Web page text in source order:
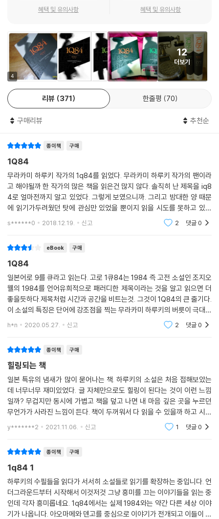
름 남짓은 대부분의 서점에서 ‘품절→재입고’ 안내가 번갈아 공지되는 사
했던 『1Q84』 1,2권은 출간 3개월 만에 2009년 일본 전체 서적 판매 1위
에 올랐고, 현재도 일본 대형서점 기노쿠니야의 문학 베스트셀러 순위에서
12주째 1위 자리를 지키고 있다.
또한 소설이 불러온 인기는 관련서적과 음반으로까지 확대되고 있다. 일본
소니뮤직 관계자의 말에 따르면, 소설 속 주인공인 아오마메가 택시 안에
서 듣는 곡인 야나체크의 「신포니에타」는 발매 후 9년 동안 2천 장이 팔렸
설 속에 등장하는 러시아 작가 체호프의 여행기 『사할린 섬』은 1950년대
에 출간된 판본을 수정하지 않고 바로 중쇄를 찍는 해프닝을 벌이기도 했
다. 최근 일본 서점가에서는 ‘하루키 특집’을 게재한 『군상』과 『문학계』20
09년 8월호가 문예지로서는 대단히 이례적으로 전권 매진되었고, ‘『1Q8
4』 읽기’ 및 하루키와 관련된 내용을 수록한 서적이 5종 이상 출간되었으
며, 판매 호조에 힘입어 그 수는 더 늘어날 기세다.
혜택 및 유의사항 혜택 및 유의사항
4
12
더보기
리뷰 371 한줄평 70
구매리뷰 추천순
종이책 구매
1Q84
무라카미 하루키 작가의 1q84를 읽었다. 무라카미 하루키 작가의 팬이라
고 해야될까 한 작가의 많은 책을 읽은건 많지 않다. 솔직히 난 제목을 iq8
4로 얼마전까지 알고 있었다. 그렇게 보였으니까. 그리고 방대한 양 때문
에 읽기가두려웠던 탓에 관심만 있었을 뿐이지 읽을 시도를 못하고 있었
다. 난 무라카미 하루키의 단편들을 좋아했다. 뭔가 상상할수 있는 그런 느
s******0 2018.12.19. 신고 2 댓글0
eBook 구매
1Q84
일본어로 9를 큐라고 읽는다. 고로 1큐84는 1984 즉 고전 소설인 조지오
웰의 1984를 언어유희적으로 패러디한 제목이라는 것을 알고 읽으면 더
좋을듯하다.제목처럼 시간과 공간을 비트는것. 그것이 1Q84의 큰 줄기다.
이 소설의 특징은 단어에 강조점을 찍는 무라카미 하루키의 버릇이 극대화
된 소설이라는 것으로 정말 많은 단어에 강조점이 찍혀있다. 다만 이 점은
h*n 2020.05.27. 신고 2 댓글0
종이책 구매
힐링되는 책
일본 특유의 냄새가 많이 묻어나는 책. 하루키의 소설은 처음 접해보았는
데 너무너무 재미있었다. 글 자체만으로도 힐링이 된다는 것이 이런 느낌
일까? 무겁지만 동시에 가볍고 책을 덮고 나면 내 마음 깊은 곳을 누르던
무언가가 사라진 느낌이 든다. 책이 두꺼워서 다 읽을 수 있을까 하고 시리
즈 전체를 구매하진 않았다. 아마 조만간 곧 구매하게 될 것 같다. 그러나
학교에는 들
y*******2 2021.11.06. 신고 1 댓글0
종이책 구매
1q84 1
하루키의 수필들을 읽다가 서서히 소설들로 읽기를 확장하는 중입니다. 언
더그라운드부터 시작해서 이것저것 그냥 흥미를 끄는 이야기들을 읽는 중
인데 각자 흥미롭네요. 1q84에서는 실제 1984와는 약간 다른 세상 이야
기가 나옵니다. 아오마메와 덴고를 중심으로 이야기가 전개되고 이들이 각